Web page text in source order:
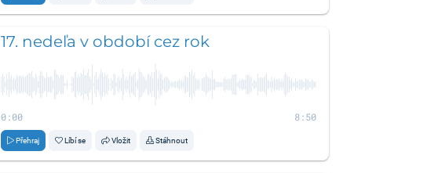
17. nedeľa v období cez rok
0:00 8:50
Přehraj Líbí se Vložit Stáhnout